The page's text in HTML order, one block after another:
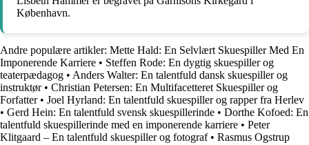
København.
Andre populære artikler: Mette Hald: En Selvlært Skuespiller Med En
Imponerende Karriere • Steffen Rode: En dygtig skuespiller og
teaterpædagog • Anders Walter: En talentfuld dansk skuespiller og
instruktør• Christian Petersen: En Multifacetteret Skuespiller og
Forfatter• Joel Hyrland: En talentfuld skuespiller og rapper fra Herlev
• Gerd Hein: En talentfuld svensk skuespillerinde • Dorthe Kofoed: En
talentfuld skuespillerinde med en imponerende karriere • Peter
Klitgaard – En talentfuld skuespiller og fotograf• Rasmus Ogstrup